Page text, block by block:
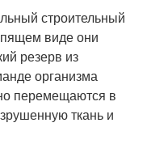
строительный
виде они
резерв из
организма
перемещаются в
ткань и